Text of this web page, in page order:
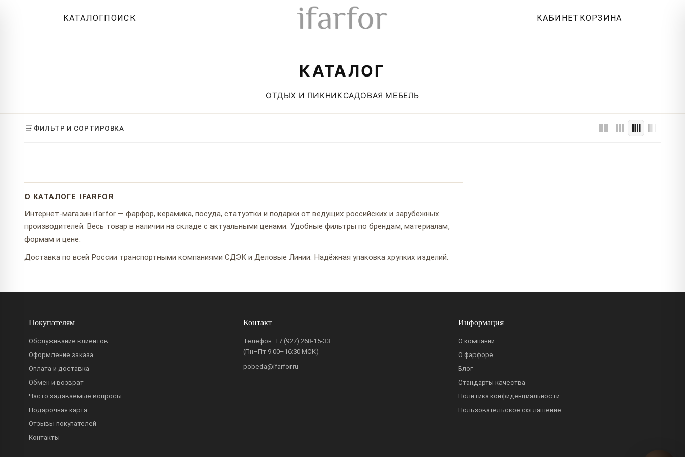
КАТАЛОГПОИСК КАБИНЕТ КОРЗИНА
КАТАЛОГ
ОТДЫХ И ПИКНИКСАДОВАЯ МЕБЕЛЬ
ФИЛЬТР И СОРТИРОВКА
О КАТАЛОГЕ IFARFOR
Интернет-магазин ifarfor — фарфор, керамика, посуда, статуэтки и подарки от ведущих российских и зарубежных
производителей. Весь товар в наличии на складе с актуальными ценами. Удобные фильтры по брендам, материалам,
формам и цене.
Доставка по всей России транспортными компаниями СДЭК и Деловые Линии. Надёжная упаковка хрупких изделий.
Покупателям
Обслуживание клиентов
Оформление заказа
Оплата и доставка
Обмен и возврат
Часто задаваемые вопросы
Подарочная карта
Отзывы покупателей
Контакты
Контакт
Телефон: +7 (927) 268-15-33
(Пн–Пт 9:00–16:30 МСК)
pobeda@ifarfor.ru
Информация
О компании
О фарфоре
Блог
Стандарты качества
Политика конфиденциальности
Пользовательское соглашение